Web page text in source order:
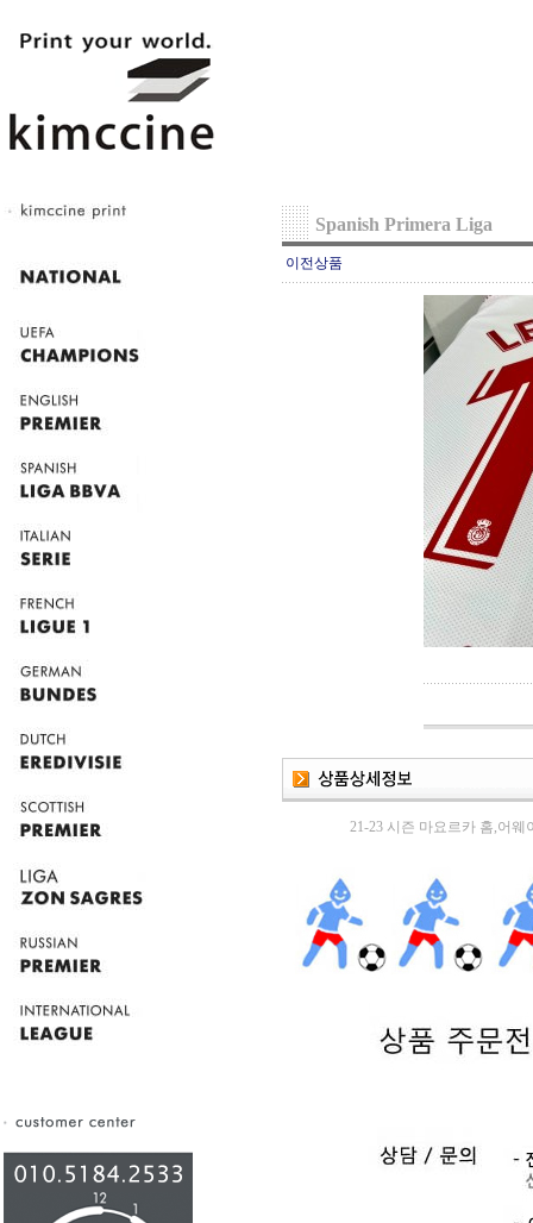
Spanish Primera Liga
이전상품
21-23 시즌 마요르카 홈,어